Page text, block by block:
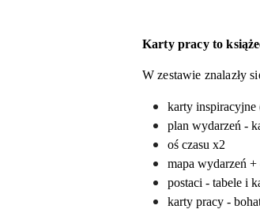
Karty pracy to
W zestawie znalazły
karty inspiracyjne
plan wydarzeń -
oś czasu x2
mapa wydarzeń +
postaci - tabele i
karty pracy -